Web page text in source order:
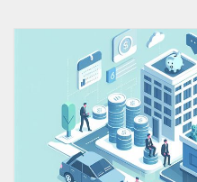
které vám mohou